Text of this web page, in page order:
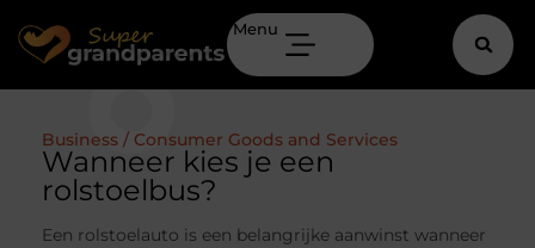
Menu
Business / Consumer Goods and Services
Wanneer kies je een
rolstoelbus?
Een rolstoelauto is een belangrijke aanwinst wanneer